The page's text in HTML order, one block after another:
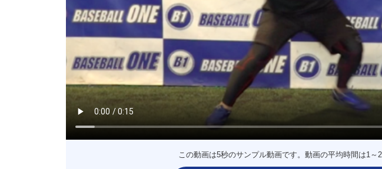
この動画は5秒のサンプル動画です。動画の平均時間は1～2